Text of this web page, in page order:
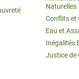
Naturelles
Conflits et
Eau et
Inégalités
Justice de